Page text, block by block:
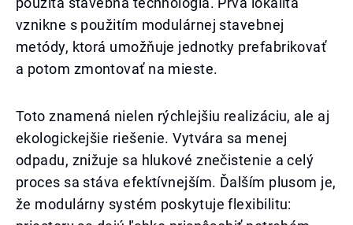
vznikne s použitím modulárnej stavebnej
metódy, ktorá umožňuje jednotky prefabrikovať
a potom zmontovať na mieste.
Toto znamená nielen rýchlejšiu realizáciu, ale aj
ekologickejšie riešenie. Vytvára sa menej
odpadu, znižuje sa hlukové znečistenie a celý
proces sa stáva efektívnejším. Ďalším plusom je,
že modulárny systém poskytuje flexibilitu: